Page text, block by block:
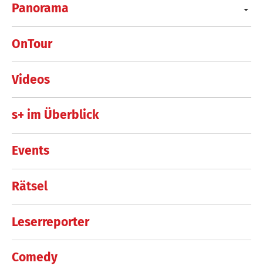
Panorama
OnTour
Videos
s+ im Überblick
Events
Rätsel
Leserreporter
Comedy